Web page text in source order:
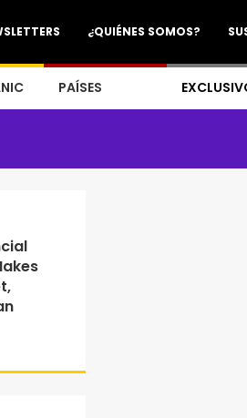
¿QUIÉNES SOMOS?
PAÍSES